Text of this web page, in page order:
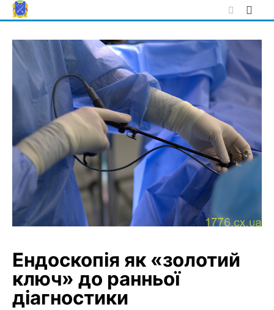
Skip
to
Ендоскопія як «золотий
ключ» до ранньої
діагностики